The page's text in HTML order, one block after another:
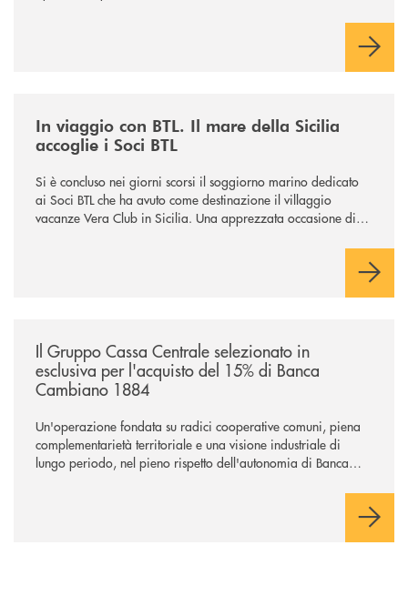
In viaggio con BTL. Il mare della Sicilia
accoglie i Soci BTL
Si è concluso nei giorni scorsi il soggiorno marino dedicato
ai Soci BTL che ha avuto come destinazione il villaggio
vacanze Vera Club in Sicilia. Una apprezzata occasione di
Il Gruppo Cassa Centrale selezionato in
esclusiva per l'acquisto del 15% di Banca
Cambiano 1884
Un'operazione fondata su radici cooperative comuni, piena
complementarietà territoriale e una visione industriale di
lungo periodo, nel pieno rispetto dell'autonomia di Banca
negoziazione esclusiva per la finalizzazione dell’operazione.